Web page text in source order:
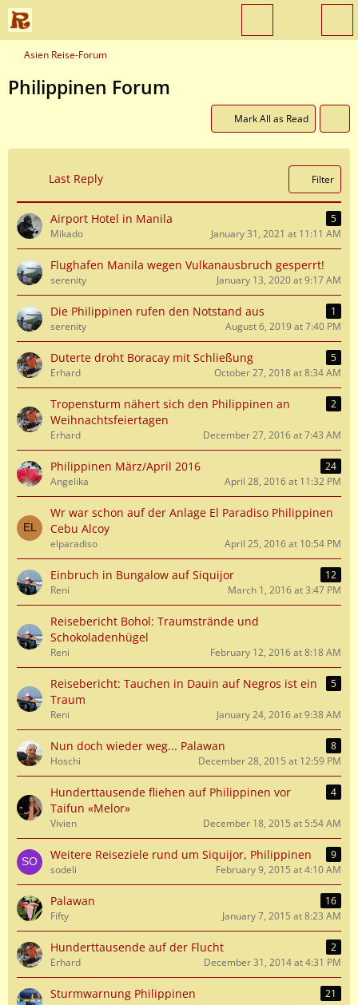
Asien Reise-Forum
Philippinen Forum
Mark All as Read
Last Reply Filter
Airport Hotel in Manila
5
Mikado
January 31, 2021 at 11:11 AM
Flughafen Manila wegen Vulkanausbruch gesperrt!
serenity January 13, 2020 at 9:17 AM
Die Philippinen rufen den Notstand aus
1
serenity
August 6, 2019 at 7:40 PM
Duterte droht Boracay mit Schließung
5
Erhard
October 27, 2018 at 8:34 AM
Tropensturm nähert sich den Philippinen an
Weihnachtsfeiertagen
2
Erhard December 27, 2016 at 7:43 AM
Philippinen März/April 2016
24
Angelika
April 28, 2016 at 11:32 PM
Wr war schon auf der Anlage El Paradiso Philippinen
Cebu Alcoy
elparadiso April 25, 2016 at 10:54 PM
Einbruch in Bungalow auf Siquijor
12
Reni
March 1, 2016 at 3:47 PM
Reisebericht Bohol: Traumstrände und
Schokoladenhügel
Reni February 12, 2016 at 8:18 AM
Reisebericht: Tauchen in Dauin auf Negros ist ein
Traum
5
Reni January 24, 2016 at 9:38 AM
Nun doch wieder weg... Palawan
8
Hoschi
December 28, 2015 at 12:59 PM
Hunderttausende fliehen auf Philippinen vor
Taifun «Melor»
4
Vivien December 18, 2015 at 5:54 AM
Weitere Reiseziele rund um Siquijor, Philippinen
9
sodeli
February 9, 2015 at 4:10 AM
Palawan
16
Fifty
January 7, 2015 at 8:23 AM
Hunderttausende auf der Flucht
2
Erhard
December 31, 2014 at 4:31 PM
Sturmwarnung Philippinen
21